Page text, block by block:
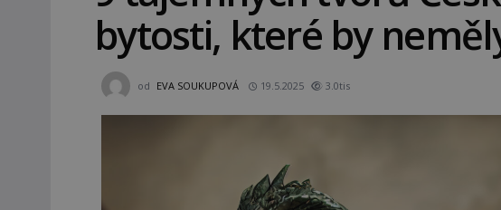
bytosti, které by
od EVA SOUKUPOVÁ 19.5.2025 3.0tis